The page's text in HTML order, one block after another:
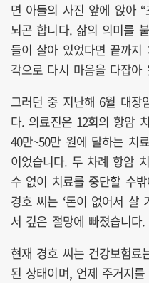
면 아들의 사진 앞에 앉아
뇌곤 합니다. 삶의 의미를
들이 살아 있었다면 끝까
각으로 다시 마음을 다잡아
그러던 중 지난해 6월 대장
다. 의료진은 12회의 항암
40만~50만 원에 달하는 치
이었습니다. 두 차례 항암
수 없이 치료를 중단할 수
경호 씨는 ‘돈이 없어서 살
서 깊은 절망에 빠졌습니다.
현재 경호 씨는 건강보험료
된 상태이며, 언제 주거지